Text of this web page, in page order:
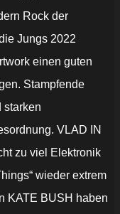
Rock der
Jungs 2022
einen guten
Stampfende
starken
VLAD IN
zu viel Elektronik
wieder extrem
KATE BUSH haben